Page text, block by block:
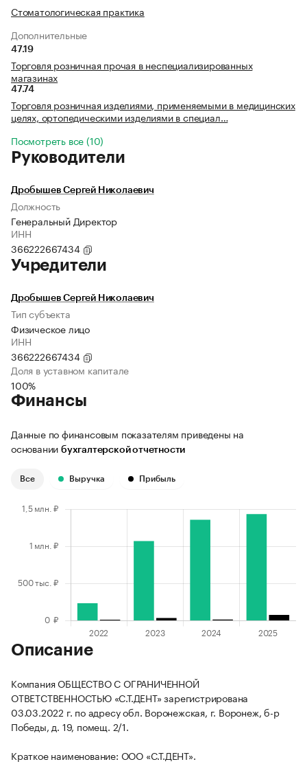
Стоматологическая практика
Дополнительные
47.19
Торговля розничная прочая в неспециализированных
магазинах
47.74
Торговля розничная изделиями, применяемыми в медицинских
целях, ортопедическими изделиями в специал…
Посмотреть все (10)
Руководители
Дробышев Сергей Николаевич
Должность
Генеральный Директор
ИНН
366222667434
Учредители
Дробышев Сергей Николаевич
Тип субъекта
Физическое лицо
ИНН
366222667434
Доля в уставном капитале
100%
Финансы
Данные по финансовым показателям приведены на
основании бухгалтерской отчетности
Все Выручка Прибыль
Описание
Компания ОБЩЕСТВО С ОГРАНИЧЕННОЙ
ОТВЕТСТВЕННОСТЬЮ «С.Т.ДЕНТ» зарегистрирована
03.03.2022 г. по адресу обл. Воронежская, г. Воронеж, б-р
Победы, д. 19, помещ. 2/1.
Краткое наименование: ООО «С.Т.ДЕНТ».